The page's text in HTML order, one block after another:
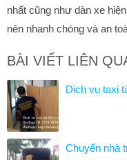
nhất cũng như dàn xe
nên nhanh chóng và an
BÀI VIẾT LIÊN
Dịch vụ taxi
Chuyển nhà